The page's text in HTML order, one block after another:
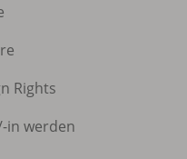
Rights
-in werden